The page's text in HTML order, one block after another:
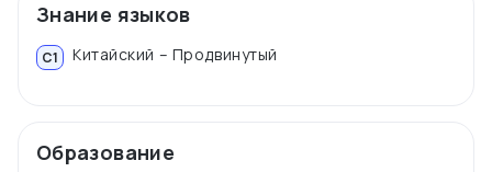
Знание языков
C1 Китайский – Продвинутый
Образование